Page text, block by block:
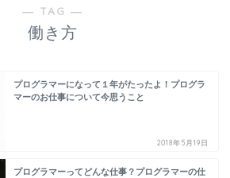
― TAG ―
働き方
プログラマーになって１年がたったよ！プログラ
マーのお仕事について今思うこと
2018年5月19日
プログラマーってどんな仕事？プログラマーの仕